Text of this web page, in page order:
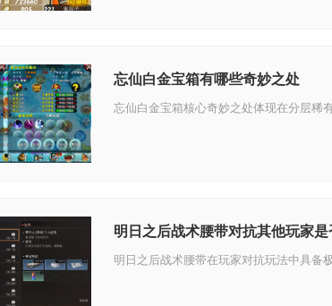
忘仙白金宝箱有哪些奇妙之处
明日之后战术腰带对抗其他玩家